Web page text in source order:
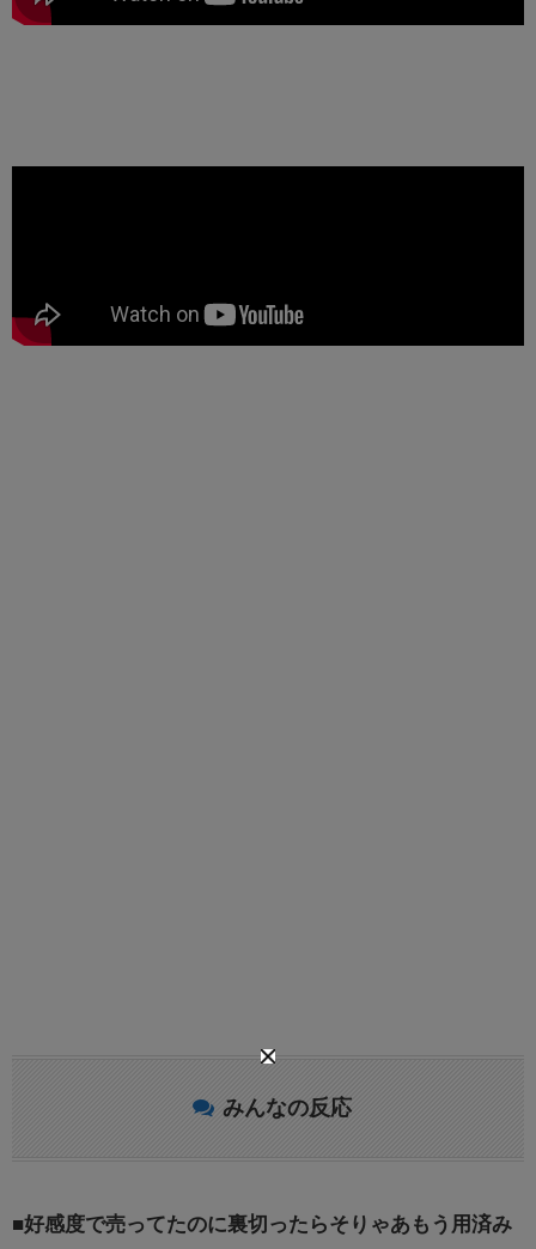
みんなの反応
■好感度で売ってたのに裏切ったらそりゃあもう用済み